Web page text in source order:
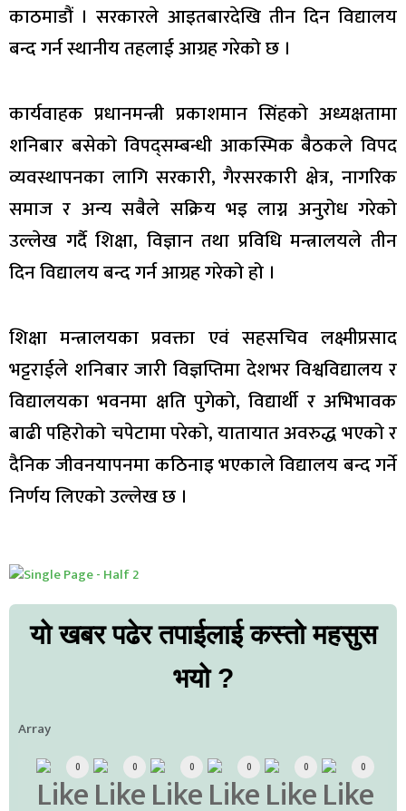
काठमाडौं । सरकारले आइतबारदेखि तीन दिन विद्यालय
बन्द गर्न स्थानीय तहलाई आग्रह गरेको छ ।
कार्यवाहक प्रधानमन्त्री प्रकाशमान सिंहको अध्यक्षतामा
शनिबार बसेको विपद्सम्बन्धी आकस्मिक बैठकले विपद
व्यवस्थापनका लागि सरकारी, गैरसरकारी क्षेत्र, नागरिक
समाज र अन्य सबैले सक्रिय भइ लाग्न अनुरोध गरेको
उल्लेख गर्दै शिक्षा, विज्ञान तथा प्रविधि मन्त्रालयले तीन
दिन विद्यालय बन्द गर्न आग्रह गरेको हो ।
शिक्षा मन्त्रालयका प्रवक्ता एवं सहसचिव लक्ष्मीप्रसाद
भट्टराईले शनिबार जारी विज्ञप्तिमा देशभर विश्वविद्यालय र
विद्यालयका भवनमा क्षति पुगेको, विद्यार्थी र अभिभावक
बाढी पहिरोको चपेटामा परेको, यातायात अवरुद्ध भएको र
दैनिक जीवनयापनमा कठिनाइ भएकाले विद्यालय बन्द गर्ने
निर्णय लिएको उल्लेख छ ।
यो खबर पढेर तपाईलाई कस्तो महसुस
भयो ?
Array
0 0 0 0 0 0